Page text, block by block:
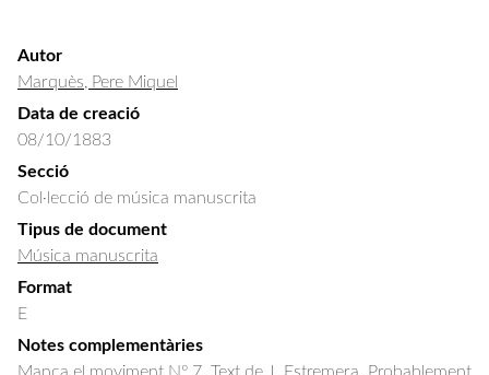
Autor
Marquès, Pere Miquel
Data de creació
08/10/1883
Secció
Col·lecció de música manuscrita
Tipus de document
Música manuscrita
Format
E
Notes complementàries